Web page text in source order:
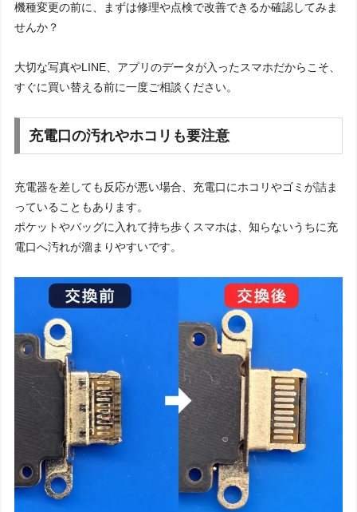
機種変更の前に、まずは修理や点検で改善できるか確認してみま
せんか？
大切な写真やLINE、アプリのデータが入ったスマホだからこそ、
すぐに買い替える前に一度ご相談ください。
充電口の汚れやホコリも要注意
充電器を差しても反応が悪い場合、充電口にホコリやゴミが詰ま
っていることもあります。
ポケットやバッグに入れて持ち歩くスマホは、知らないうちに充
電口へ汚れが溜まりやすいです。